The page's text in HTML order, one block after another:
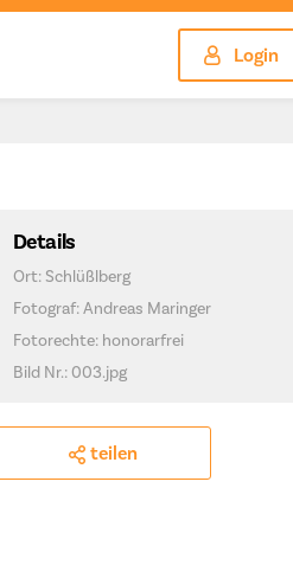
Login
Details
Ort: Schlüßlberg
Fotograf: Andreas Maringer
Fotorechte: honorarfrei
Bild Nr.: 003.jpg
teilen